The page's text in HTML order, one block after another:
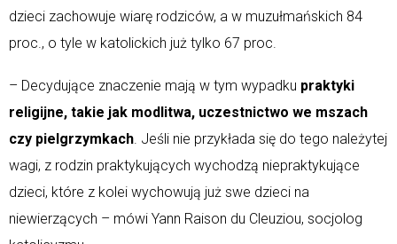
dzieci zachowuje wiarę rodziców, a w muzułmańskich 84
proc., o tyle w katolickich już tylko 67 proc.
– Decydujące znaczenie mają w tym wypadku praktyki
religijne, takie jak modlitwa, uczestnictwo we mszach
czy pielgrzymkach. Jeśli nie przykłada się do tego należytej
wagi, z rodzin praktykujących wychodzą niepraktykujące
dzieci, które z kolei wychowują już swe dzieci na
niewierzących – mówi Yann Raison du Cleuziou, socjolog